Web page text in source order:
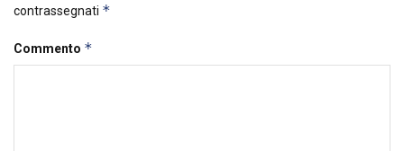
contrassegnati *
Commento *